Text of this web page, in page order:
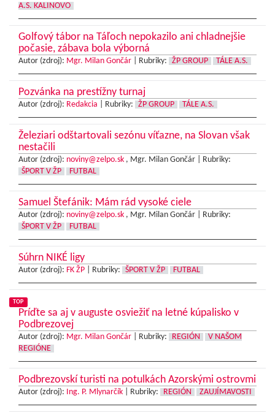
A.S. KALINOVO
Golfový tábor na Táľoch nepokazilo ani chladnejšie
počasie, zábava bola výborná
Autor (zdroj): Mgr. Milan Gončár Rubriky: ŽP GROUP TÁLE A.S.
Pozvánka na prestížny turnaj
Autor (zdroj): Redakcia Rubriky: ŽP GROUP TÁLE A.S.
Železiari odštartovali sezónu víťazne, na Slovan však
nestačili
Autor (zdroj): noviny@zelpo.sk , Mgr. Milan Gončár |
Rubriky:
ŠPORT V ŽP
FUTBAL
Samuel Štefánik: Mám rád vysoké ciele
Autor (zdroj): noviny@zelpo.sk , Mgr. Milan Gončár |
Rubriky:
ŠPORT V ŽP
FUTBAL
Súhrn NIKÉ ligy
Autor (zdroj): FK ŽP Rubriky: ŠPORT V ŽP FUTBAL
TOP
Príďte sa aj v auguste osviežiť na letné kúpalisko v
Podbrezovej
Autor (zdroj): Mgr. Milan Gončár Rubriky: REGIÓN
V NAŠOM
REGIÓNE
Podbrezovskí turisti na potulkách Azorskými ostrovmi
Autor (zdroj): Ing. P. Mlynarčík Rubriky: REGIÓN ZAUJÍMAVOSTI